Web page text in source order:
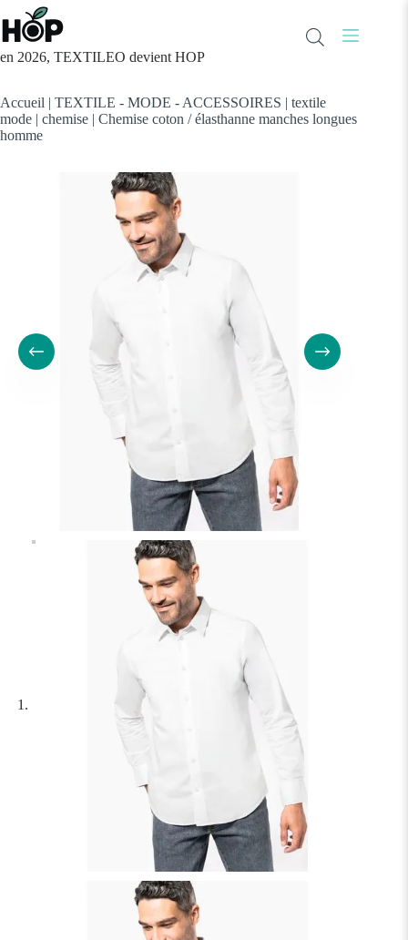
Passer
au
contenu
en 2026, TEXTILEO devient HOP
Accueil | TEXTILE - MODE - ACCESSOIRES | textile
mode | chemise | Chemise coton / élasthanne manches longues
homme